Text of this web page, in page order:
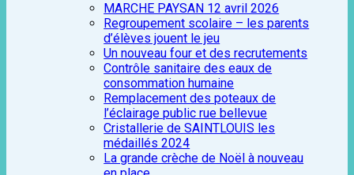
MARCHE PAYSAN 12 avril 2026
Regroupement scolaire – les parents
d’élèves jouent le jeu
Un nouveau four et des recrutements
Contrôle sanitaire des eaux de
consommation humaine
Remplacement des poteaux de
l’éclairage public rue bellevue
Cristallerie de SAINTLOUIS les
médaillés 2024
La grande crèche de Noël à nouveau